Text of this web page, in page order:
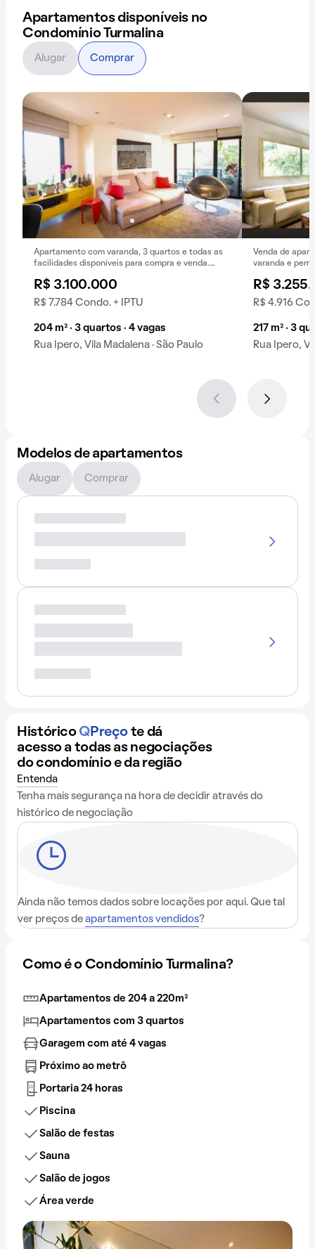
Apartamentos disponíveis no
Condomínio Turmalina
Apartamento com varanda, 3 quartos e todas as
facilidades disponíveis para compra e venda.
R$ 3.100.000
R$ 7.784 Condo. + IPTU
204 m² · 3 quartos · 4 vagas
Rua Ipero, Vila Madalena · São Paulo
Venda de
varanda e
R$
R$ 4.916
217 m² · 3
Rua Ipero,
Alugar Comprar
Modelos de apartamentos
Alugar Comprar
Histórico QPreço te dá
acesso a todas as negociações
do condomínio e da região
Entenda
Tenha mais segurança na hora de decidir através do
histórico de negociação
Ainda não temos dados sobre locações por aqui. Que tal
ver preços de apartamentos vendidos?
Como é o Condomínio Turmalina?
Apartamentos de 204 a 220m²
Apartamentos com 3 quartos
Garagem com até 4 vagas
Próximo ao metrô
Portaria 24 horas
Piscina
Salão de festas
Sauna
Salão de jogos
Área verde